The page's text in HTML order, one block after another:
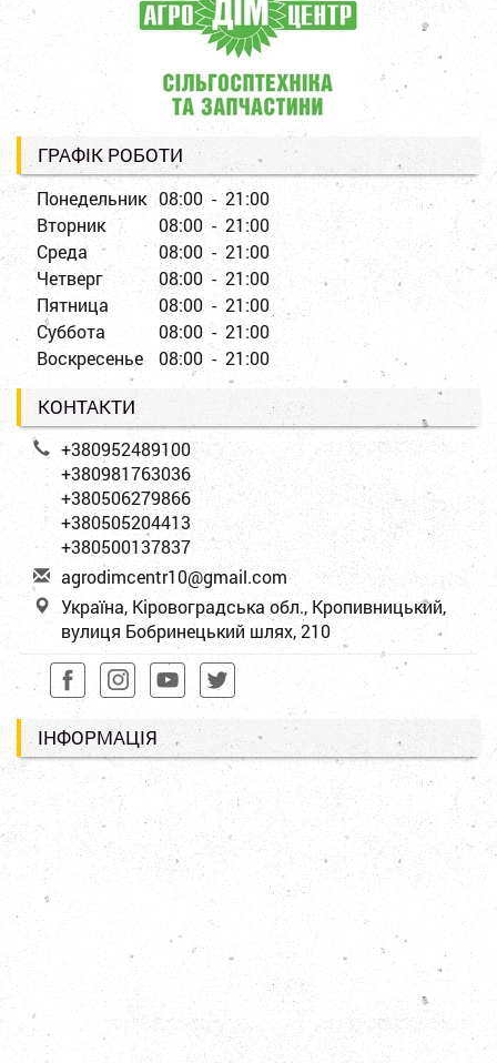
ГРАФІК РОБОТИ
Понедельник 08:00 - 21:00
Вторник
08:00 - 21:00
Среда
08:00 - 21:00
Четверг
08:00 - 21:00
Пятница
08:00 - 21:00
Суббота
08:00 - 21:00
Воскресенье
08:00 - 21:00
КОНТАКТИ
+380952489100
+380981763036
+380506279866
+380505204413
+380500137837
agrodimcentr10@gmail.com
Україна, Кіровоградська обл., Кропивницький,
вулиця Бобринецький шлях, 210
ІНФОРМАЦІЯ